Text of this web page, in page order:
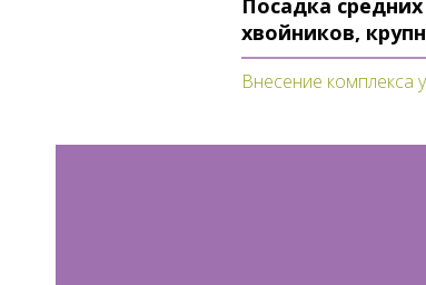
Посадка
хвойников,
Внесение комплекса